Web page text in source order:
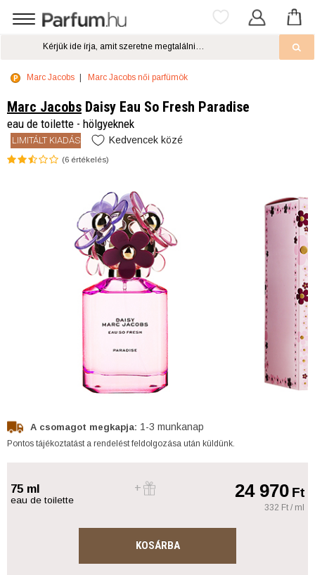
Marc Jacobs Marc Jacobs női parfümök
Marc Jacobs Daisy Eau So Fresh Paradise
eau de toilette - hölgyeknek
LIMITÁLT KIADÁS Kedvencek közé
(6 értékelés)
A csomagot megkapja: 1-3 munkanap
Pontos tájékoztatást a rendelést feldolgozása után küldünk.
75 ml
eau de toilette 24 970Ft
332 Ft / ml
KOSÁRBA